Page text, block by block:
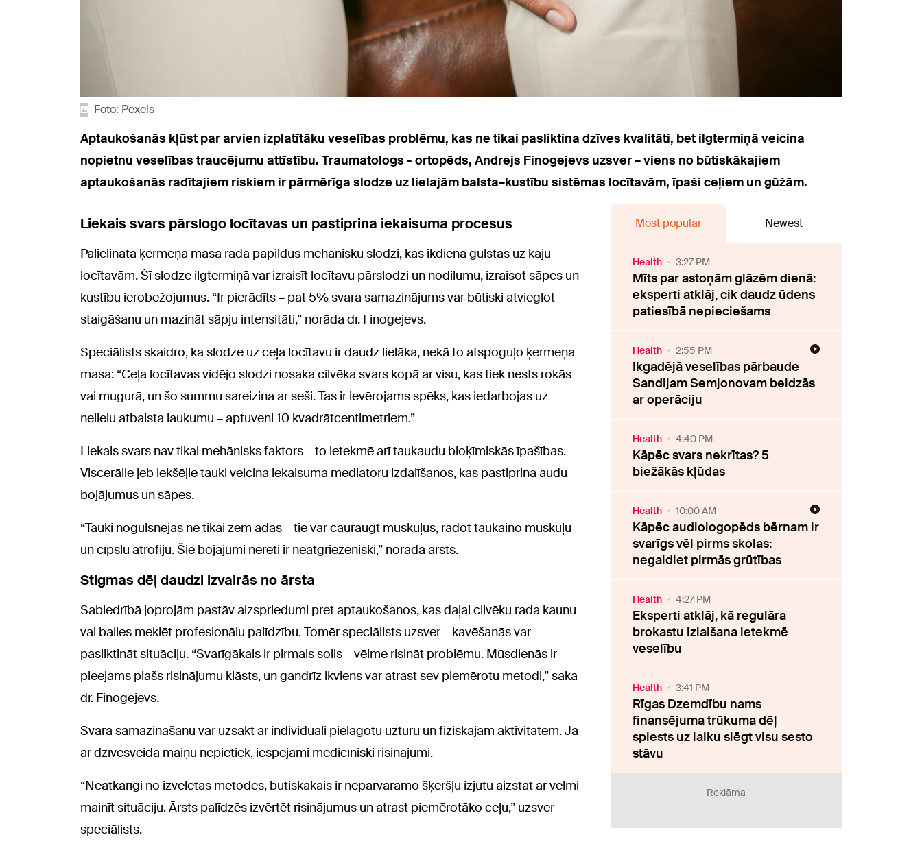
Foto: Pexels
Aptaukošanās kļūst par arvien izplatītāku veselības problēmu, kas ne tikai pasliktina dzīves kvalitāti, bet ilgtermiņā veicina
nopietnu veselības traucējumu attīstību. Traumatologs - ortopēds, Andrejs Finogejevs uzsver – viens no būtiskākajiem
aptaukošanās radītajiem riskiem ir pārmērīga slodze uz lielajām balsta–kustību sistēmas locītavām, īpaši ceļiem un gūžām.
Liekais svars pārslogo locītavas un pastiprina iekaisuma procesus
Palielināta ķermeņa masa rada papildus mehānisku slodzi, kas ikdienā gulstas uz kāju
locītavām. Šī slodze ilgtermiņā var izraisīt locītavu pārslodzi un nodilumu, izraisot sāpes un
kustību ierobežojumus. “Ir pierādīts – pat 5% svara samazinājums var būtiski atvieglot
staigāšanu un mazināt sāpju intensitāti,” norāda dr. Finogejevs.
Speciālists skaidro, ka slodze uz ceļa locītavu ir daudz lielāka, nekā to atspoguļo ķermeņa
masa: “Ceļa locītavas vidējo slodzi nosaka cilvēka svars kopā ar visu, kas tiek nests rokās
vai mugurā, un šo summu sareizina ar seši. Tas ir ievērojams spēks, kas iedarbojas uz
nelielu atbalsta laukumu – aptuveni 10 kvadrātcentimetriem.”
Liekais svars nav tikai mehānisks faktors – to ietekmē arī taukaudu bioķīmiskās īpašības.
Viscerālie jeb iekšējie tauki veicina iekaisuma mediatoru izdalīšanos, kas pastiprina audu
bojājumus un sāpes.
“Tauki nogulsnējas ne tikai zem ādas – tie var cauraugt muskuļus, radot taukaino muskuļu
un cīpslu atrofiju. Šie bojājumi nereti ir neatgriezeniski,” norāda ārsts.
Stigmas dēļ daudzi izvairās no ārsta
Sabiedrībā joprojām pastāv aizspriedumi pret aptaukošanos, kas daļai cilvēku rada kaunu
vai bailes meklēt profesionālu palīdzību. Tomēr speciālists uzsver – kavēšanās var
pasliktināt situāciju. “Svarīgākais ir pirmais solis – vēlme risināt problēmu. Mūsdienās ir
pieejams plašs risinājumu klāsts, un gandrīz ikviens var atrast sev piemērotu metodi,” saka
dr. Finogejevs.
Svara samazināšanu var uzsākt ar individuāli pielāgotu uzturu un fiziskajām aktivitātēm. Ja
ar dzīvesveida maiņu nepietiek, iespējami medicīniski risinājumi.
“Neatkarīgi no izvēlētās metodes, būtiskākais ir nepārvaramo šķēršļu izjūtu aizstāt ar vēlmi
mainīt situāciju. Ārsts palīdzēs izvērtēt risinājumus un atrast piemērotāko ceļu,” uzsver
speciālists.
Most popular Newest
Health 3:27 PM
Mīts par astoņām glāzēm dienā:
eksperti atklāj, cik daudz ūdens
patiesībā nepieciešams
Health 2:55 PM
Ikgadējā veselības pārbaude
Sandijam Semjonovam beidzās
ar operāciju
Health 4:40 PM
Kāpēc svars nekrītas? 5
biežākās kļūdas
Health 10:00 AM
Kāpēc audiologopēds bērnam ir
svarīgs vēl pirms skolas:
negaidiet pirmās grūtības
Health 4:27 PM
Eksperti atklāj, kā regulāra
brokastu izlaišana ietekmē
veselību
Health 3:41 PM
Rīgas Dzemdību nams
finansējuma trūkuma dēļ
spiests uz laiku slēgt visu sesto
stāvu
Reklāma